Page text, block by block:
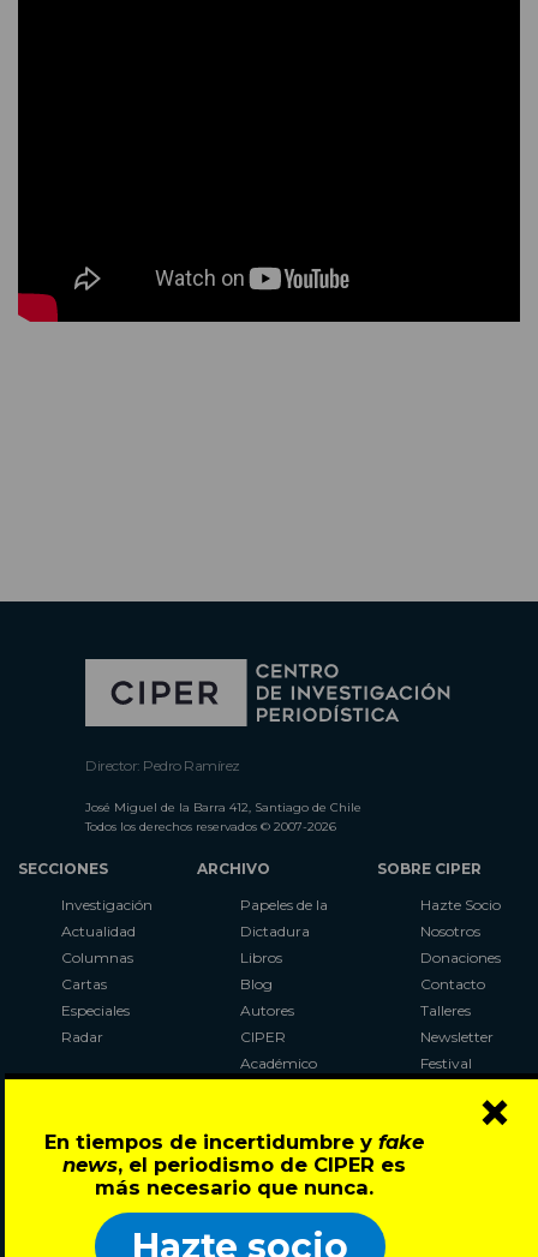
En tiempos de incertidumbre y fake
news, el periodismo de CIPER es
más necesario que nunca.
Hazte socio
×
Director: Pedro Ramírez
José Miguel de la Barra 412, Santiago de Chile
Todos los derechos reservados © 2007-2026
SECCIONES
Investigación
Actualidad
Columnas
Cartas
Especiales
Radar
ARCHIVO
Papeles de la
Dictadura
Libros
Blog
Autores
CIPER
Académico
Al Plebiscito
con CIPER
SOBRE CIPER
Hazte Socio
Nosotros
Donaciones
Contacto
Talleres
Newsletter
Festival